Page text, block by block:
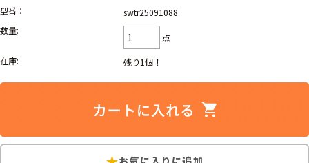
Search by Item アイテムから探す
スウェット
型番：
swtr25091088
数量:
点
在庫:
残り1個！